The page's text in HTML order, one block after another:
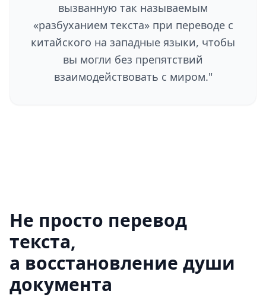
вызванную так называемым
«разбуханием текста» при переводе с
китайского на западные языки, чтобы
вы могли без препятствий
взаимодействовать с миром."
Не просто перевод
текста,
а восстановление души
документа